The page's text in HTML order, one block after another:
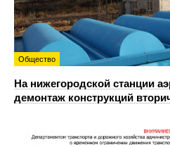
Общество
На нижегородской станции
демонтаж конструкций